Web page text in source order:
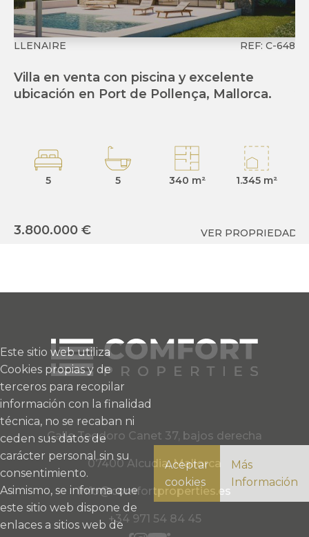
Villa en venta con piscina y excelente
ubicación en Port de Pollença, Mallorca.
5 5 340 m² 1.345 m²
3.800.000 €
LLENAIRE REF: C-648
VER PROPRIEDAD
Calle Teodoro Canet 37, bajos derecha
07400 Alcudia, Mallorca
info@comfortproperties.es
+34 971 54 84 45
Este sitio web utiliza
Cookies propias y de
terceros para recopilar
información con la finalidad
técnica, no se recaban ni
ceden sus datos de
carácter personal sin su
consentimiento.
Asimismo, se informa que
este sitio web dispone de
enlaces a sitios web de
Aceptar
cookies
Más
Información